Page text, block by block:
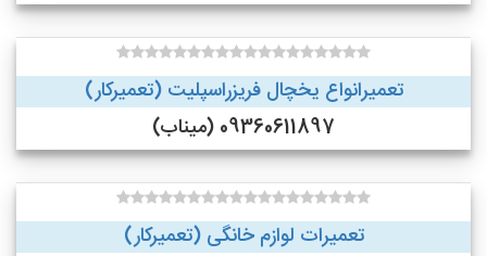
تعمیرانواع یخچال فریزراسپلیت (تعمیرکار)
09360611897 (میناب)
تعمیرات لوازم خانگی (تعمیرکار)